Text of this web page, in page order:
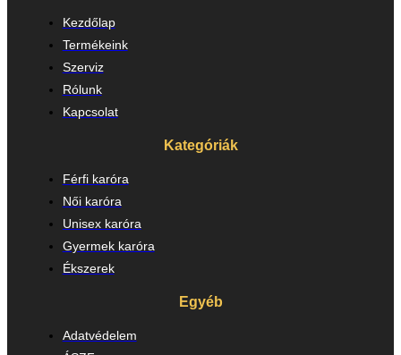
Kezdőlap
Termékeink
Szerviz
Rólunk
Kapcsolat
Kategóriák
Férfi karóra
Női karóra
Unisex karóra
Gyermek karóra
Ékszerek
Egyéb
Adatvédelem